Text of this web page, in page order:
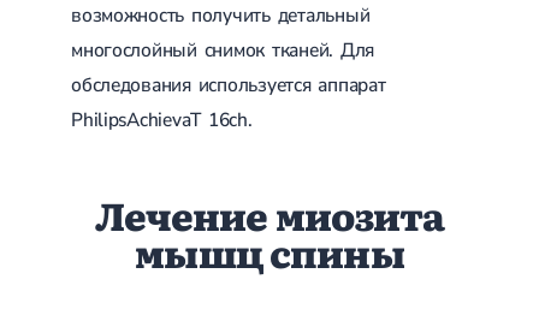
возможность получить детальный
многослойный снимок тканей. Для
обследования используется аппарат
PhilipsAchievaT 16ch.
Лечение миозита
мышц спины